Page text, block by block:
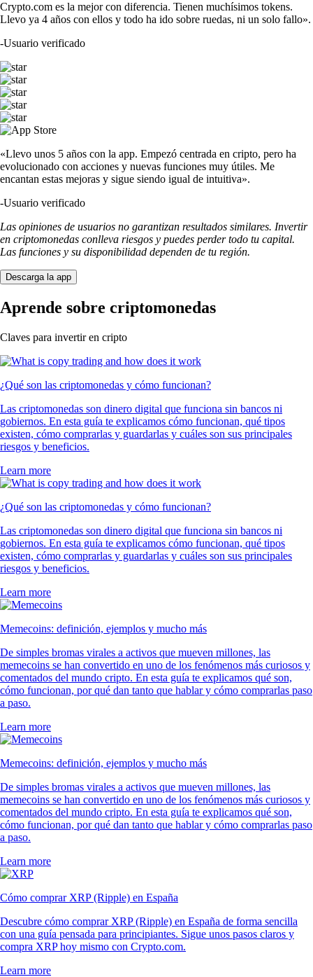
Crypto.com es la mejor con diferencia. Tienen muchísimos tokens.
Llevo ya 4 años con ellos y todo ha ido sobre ruedas, ni un solo fallo».
-Usuario verificado
«Llevo unos 5 años con la app. Empezó centrada en cripto, pero ha
evolucionado con acciones y nuevas funciones muy útiles. Me
encantan estas mejoras y sigue siendo igual de intuitiva».
-Usuario verificado
Las opiniones de usuarios no garantizan resultados similares. Invertir
en criptomonedas conlleva riesgos y puedes perder todo tu capital.
Las funciones y su disponibilidad dependen de tu región.
Descarga la app
Aprende sobre criptomonedas
Claves para invertir en cripto
¿Qué son las criptomonedas y cómo funcionan?
Las criptomonedas son dinero digital que funciona sin bancos ni
gobiernos. En esta guía te explicamos cómo funcionan, qué tipos
existen, cómo comprarlas y guardarlas y cuáles son sus principales
riesgos y beneficios.
Learn more
¿Qué son las criptomonedas y cómo funcionan?
Las criptomonedas son dinero digital que funciona sin bancos ni
gobiernos. En esta guía te explicamos cómo funcionan, qué tipos
existen, cómo comprarlas y guardarlas y cuáles son sus principales
riesgos y beneficios.
Learn more
Memecoins: definición, ejemplos y mucho más
De simples bromas virales a activos que mueven millones, las
memecoins se han convertido en uno de los fenómenos más curiosos y
comentados del mundo cripto. En esta guía te explicamos qué son,
cómo funcionan, por qué dan tanto que hablar y cómo comprarlas paso
a paso.
Learn more
Memecoins: definición, ejemplos y mucho más
De simples bromas virales a activos que mueven millones, las
memecoins se han convertido en uno de los fenómenos más curiosos y
comentados del mundo cripto. En esta guía te explicamos qué son,
cómo funcionan, por qué dan tanto que hablar y cómo comprarlas paso
a paso.
Learn more
Cómo comprar XRP (Ripple) en España
Descubre cómo comprar XRP (Ripple) en España de forma sencilla
con una guía pensada para principiantes. Sigue unos pasos claros y
compra XRP hoy mismo con Crypto.com.
Learn more